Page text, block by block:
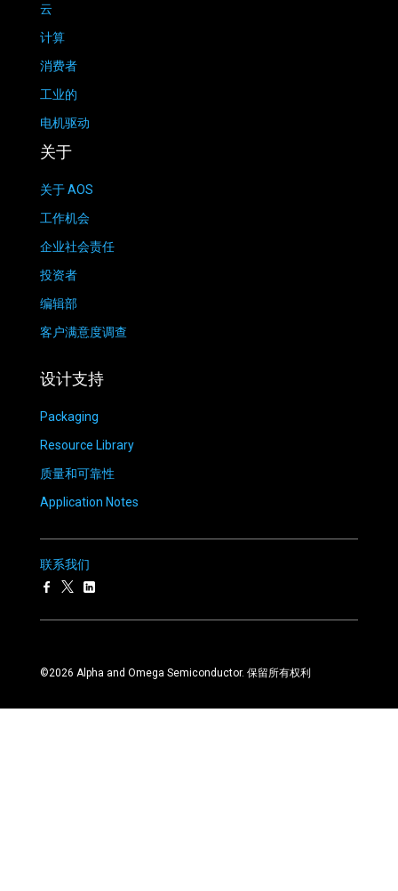
云
计算
消费者
工业的
电机驱动
关于
关于 AOS
工作机会
企业社会责任
投资者
编辑部
客户满意度调查
设计支持
Packaging
Resource Library
质量和可靠性
Application Notes
联系我们
©2026 Alpha and Omega Semiconductor. 保留所有权利